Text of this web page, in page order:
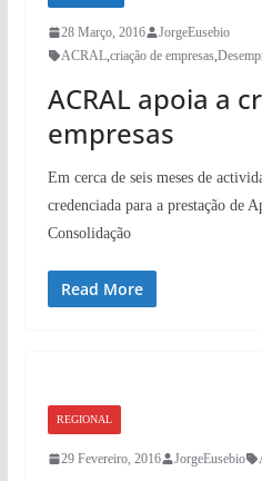
28 Março, 2016
JorgeEusebio
ACRAL,criação de empresas,
ACRAL apoia a
empresas
Em cerca de seis meses de
credenciada para a prestação de
Consolidação
Read More
REGIONAL
29 Fevereiro, 2016 JorgeEusebio